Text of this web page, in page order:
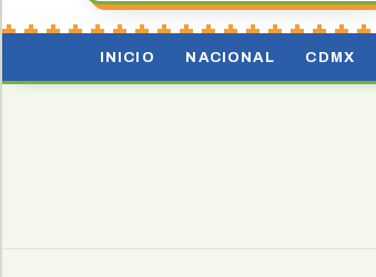
INICIO NACIONAL CDMX